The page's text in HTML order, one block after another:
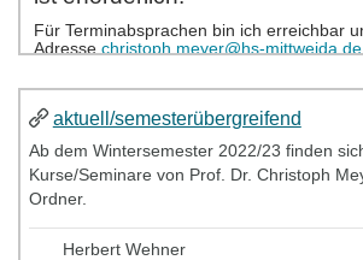
aktuell/semesterübergreifend
Ab dem Wintersemester 2022/23 finden
Kurse/Seminare von Prof. Dr. Christoph
Ordner.
Herbert Wehner